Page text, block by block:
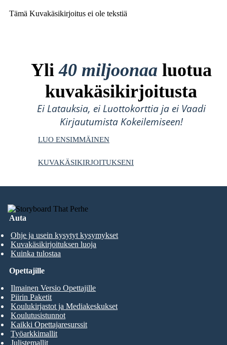
Tämä Kuvakäsikirjoitus ei ole tekstiä
Yli40 miljoonaa luotua
kuvakäsikirjoitusta
Ei Latauksia, ei Luottokorttia ja ei Vaadi
Kirjautumista Kokeilemiseen!
LUO ENSIMMÄINEN
KUVAKÄSIKIRJOITUKSENI
Auta
Ohje ja usein kysytyt kysymykset
Kuvakäsikirjoituksen luoja
Kuinka tulostaa
Opettajille
Ilmainen Versio Opettajille
Piirin Paketit
Koulukirjastot ja Mediakeskukset
Koulutusistunnot
Kaikki Opettajaresurssit
Työarkkimallit
Julistemallit